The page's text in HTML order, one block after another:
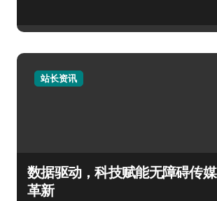
站长资讯
数据驱动，科技赋能无障碍传媒
革新